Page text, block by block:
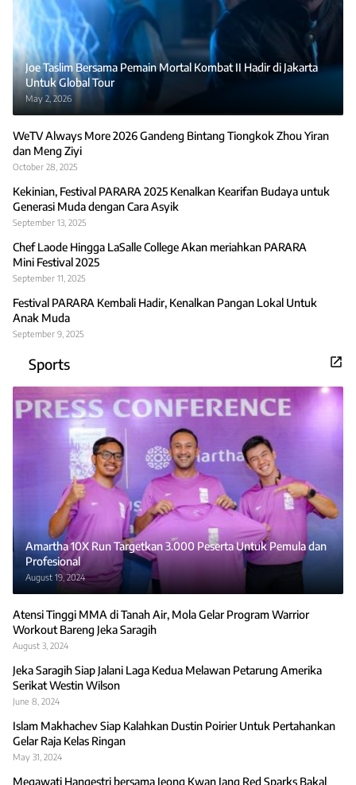
Joe Taslim Bersama Pemain Mortal Kombat II Hadir di Jakarta
Untuk Global Tour
May 2, 2026
WeTV Always More 2026 Gandeng Bintang Tiongkok Zhou Yiran
dan Meng Ziyi
October 28, 2025
Kekinian, Festival PARARA 2025 Kenalkan Kearifan Budaya untuk
Generasi Muda dengan Cara Asyik
September 13, 2025
Chef Laode Hingga LaSalle College Akan meriahkan PARARA
Mini Festival 2025
September 11, 2025
Festival PARARA Kembali Hadir, Kenalkan Pangan Lokal Untuk
Anak Muda
September 9, 2025
Sports
Amartha 10X Run Targetkan 3.000 Peserta Untuk Pemula dan
Profesional
August 19, 2024
Atensi Tinggi MMA di Tanah Air, Mola Gelar Program Warrior
Workout Bareng Jeka Saragih
August 3, 2024
Jeka Saragih Siap Jalani Laga Kedua Melawan Petarung Amerika
Serikat Westin Wilson
June 8, 2024
Islam Makhachev Siap Kalahkan Dustin Poirier Untuk Pertahankan
Gelar Raja Kelas Ringan
May 31, 2024
Megawati Hangestri bersama Jeong Kwan Jang Red Sparks Bakal